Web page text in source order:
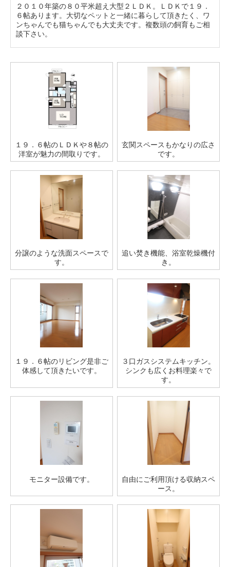
２０１０年築の８０平米超え大型２ＬＤＫ。ＬＤＫで１９．
６帖あります。大切なペットと一緒に暮らして頂きたく、ワ
ンちゃんでも猫ちゃんでも大丈夫です。複数頭の飼育もご相
談下さい。
１９．６帖のＬＤＫや８帖の
洋室が魅力の間取りです。
玄関スペースもかなりの広さ
です。
分譲のような洗面スペースで
す。
追い焚き機能、浴室乾燥機付
き。
１９．６帖のリビング是非ご
体感して頂きたいです。
３口ガスシステムキッチン。
シンクも広くお料理楽々で
す。
モニター設備です。
自由にご利用頂ける収納スペ
ース。